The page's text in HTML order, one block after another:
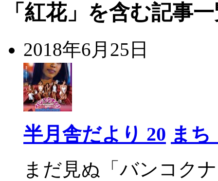
「紅花」を含む記事
2018年6月25日
半月舎だより 20 まち
まだ見ぬ「バンコク